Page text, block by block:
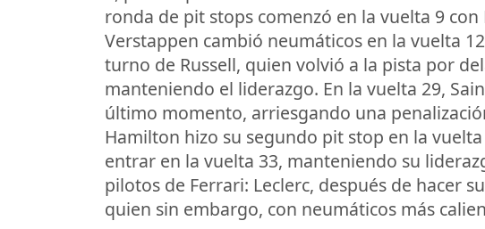
ronda de pit stops comenzó en la vuelta 9
Verstappen cambió neumáticos en la vuelta
turno de Russell, quien volvió a la pista por
manteniendo el liderazgo. En la vuelta 29,
último momento, arriesgando una
Hamilton hizo su segundo pit stop en la
entrar en la vuelta 33, manteniendo su
pilotos de Ferrari: Leclerc, después de hacer
quien sin embargo, con neumáticos más